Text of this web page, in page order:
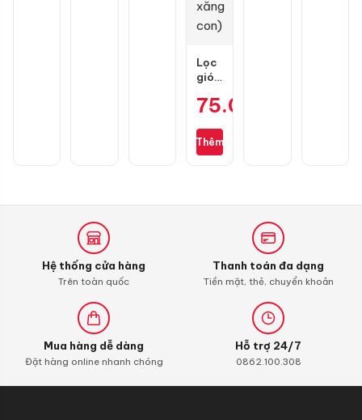
Lọc
gió
cho
S110,
RSX
con)
75.000
Thêm
Hệ thống cửa hàng
Trên toàn quốc
Thanh toán đa dạng
Tiền mặt, thẻ, chuyển khoản
Mua hàng dễ dàng
Đặt hàng online nhanh chóng
Hỗ trợ 24/7
0862.100.308